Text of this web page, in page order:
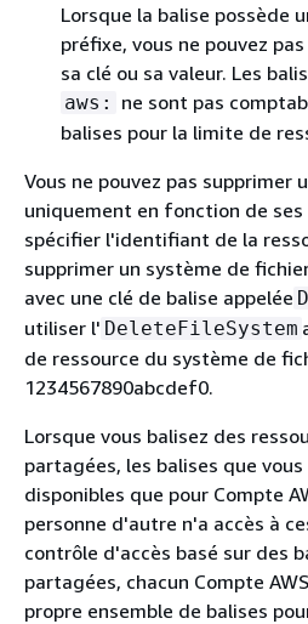
Lorsque la balise possède
préfixe, vous ne pouvez
sa clé ou sa valeur. Les
aws:
ne sont pas
balises pour la limite de
Vous ne pouvez pas supprimer
uniquement en fonction de ses
spécifier l'identifiant de la
supprimer un système de
avec une clé de balise appelée
utiliser l' DeleteFileSystem
de ressource du système de
1234567890abcdef0.
Lorsque vous balisez des
partagées, les balises que
disponibles que pour Compte
personne d'autre n'a accès à
contrôle d'accès basé sur des
partagées, chacun Compte
propre ensemble de balises